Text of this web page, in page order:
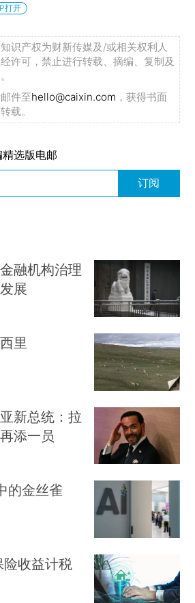
打开
识产权为财新传媒及/或相关权利人
许可，禁止进行转载、摘编、复制及
件至hello@caixin.com ，获得书面
载。
选版电邮
订阅
融机构治理
展
里
新总统：拉
添一员
的金丝雀
收益计税